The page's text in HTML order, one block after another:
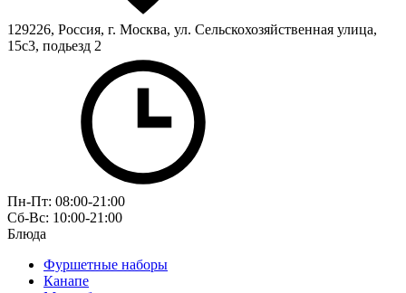
129226, Россия, г. Москва, ул. Сельскохозяйственная улица,
15с3, подьезд 2
Пн-Пт: 08:00-21:00
Сб-Вс: 10:00-21:00
Блюда
Фуршетные наборы
Канапе